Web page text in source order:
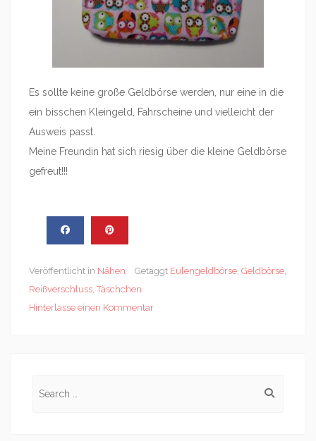
Es sollte keine große Geldbörse werden, nur eine in die
ein bisschen Kleingeld, Fahrscheine und vielleicht der
Ausweis passt.
Meine Freundin hat sich riesig über die kleine Geldbörse
gefreut!!!
Veröffentlicht in Nähen Getaggt Eulengeldbörse, Geldbörse,
Reißverschluss,Täschchen
Hinterlasse einen Kommentar